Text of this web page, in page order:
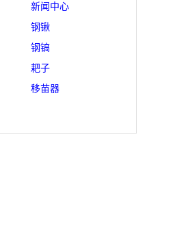
新闻中心
钢锹
钢镐
耙子
移苗器